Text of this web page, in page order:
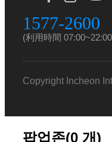
1577-2600
(利用時間
Copyright Incheon
팝업존(0 개)